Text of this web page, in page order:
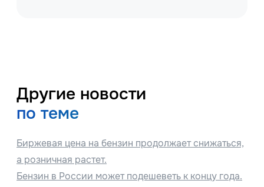
Другие новости
по теме
Биржевая цена на бензин продолжает снижаться,
а розничная растет.
Бензин в России может подешеветь к концу года.